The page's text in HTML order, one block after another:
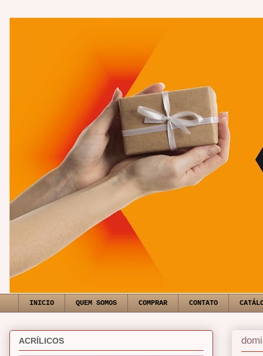
INICIO QUEM SOMOS COMPRAR CONTATO
ACRÍLICOS